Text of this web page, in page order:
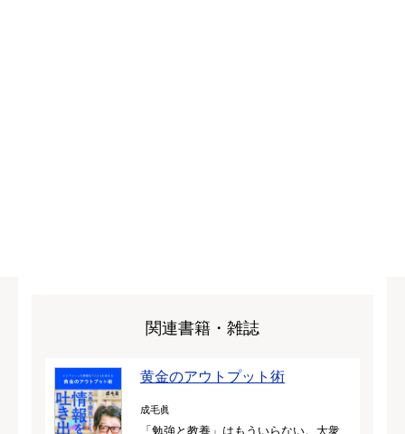
関連書籍・雑誌
黄金のアウトプット術
成毛眞
「勉強と教養」はもういらない。大衆